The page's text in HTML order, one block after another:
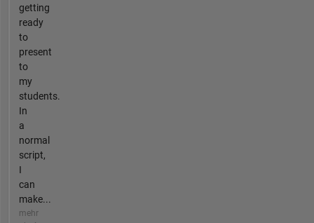
getting
ready
to
present
to
my
students.
In
a
normal
script,
I
can
make...
mehr